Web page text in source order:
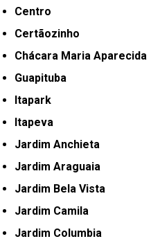
Centro
Certãozinho
Chácara Maria Aparecida
Guapituba
Itapark
Itapeva
Jardim Anchieta
Jardim Araguaia
Jardim Bela Vista
Jardim Camila
Jardim Columbia